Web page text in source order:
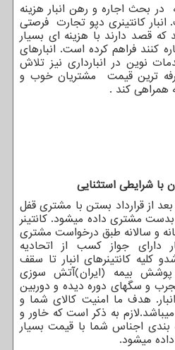
بحث اجاره و رهن انبار هزینه
کانتینری دپو تجارت فرصتی
قصد دارند با هزینه ای بسیار
کنند فراهم کرده است. انبارهای
نوین در انبارداری نیز تلاش
ترین قیمت مشتریان خوب و
همراهی کند .
با شرایطی استثنایی
بعد از قرارداد بستن با مشتری قفل
مشتری داده میشود. کانتینر
و سالانه طبق درخواست مشتری
دارای جواز کسب از اتحادیه
کلیه کانتینرهای انبار تا سقف
بیمه (ایران)آتش سوزی
و سگهای دوره دیده و دوربین
هدف ما امنیت کالای شما و
به ذکر است که خاور و
اجناس شما با قیمت بسیار
میشود.